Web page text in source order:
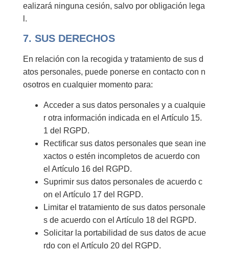
ealizará ninguna cesión, salvo por obligación lega
l.
7. SUS DERECHOS
En relación con la recogida y tratamiento de sus d
atos personales, puede ponerse en contacto con n
osotros en cualquier momento para:
Acceder a sus datos personales y a cualquie
r otra información indicada en el Artículo 15.
1 del RGPD.
Rectificar sus datos personales que sean ine
xactos o estén incompletos de acuerdo con
el Artículo 16 del RGPD.
Suprimir sus datos personales de acuerdo c
on el Artículo 17 del RGPD.
Limitar el tratamiento de sus datos personale
s de acuerdo con el Artículo 18 del RGPD.
Solicitar la portabilidad de sus datos de acue
rdo con el Artículo 20 del RGPD.